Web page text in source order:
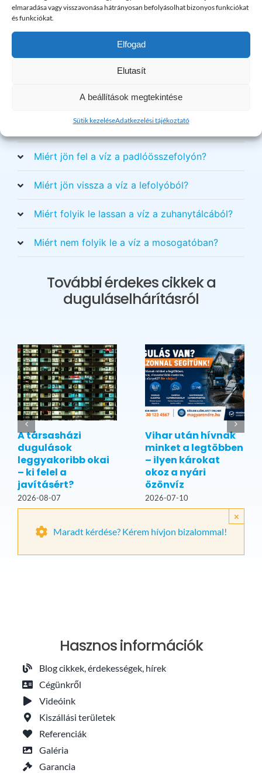
elmaradása vagy visszavonása hátrányosan befolyásolhat bizonyos funkciókat
és funkciókat.
Elfogad
Elutasít
A beállítások megtekintése
Sütik kezeléseAdatkezelési tájékoztató
Hogyan tisztítható meg az elzsírosodott
Hogyan tisztítható meg a konyhai lefolyó?
Miért jön vissza a víz a lefolyóból?
Miért jön fel a víz a padlóösszefolyón?
Miért jön vissza a víz a lefolyóból?
Miért folyik le lassan a víz a zuhanytálcából?
Miért nem folyik le a víz a mosogatóban?
További érdekes cikkek a
duguláselhárításról
A társasházi
dugulások
leggyakoribb okai
– ki felel a
javításért?
2026-08-07
Vihar után hívnak
minket a legtöbben
– ilyen károkat
okoz a nyári
özönvíz
2026-07-10
Maradt kérdése? Kérem hívjon bizalommal!
×
Hasznos információk
Blog cikkek, érdekességek, hírek
Cégünkről
Videóink
Kiszállási területek
Referenciák
Galéria
Garancia